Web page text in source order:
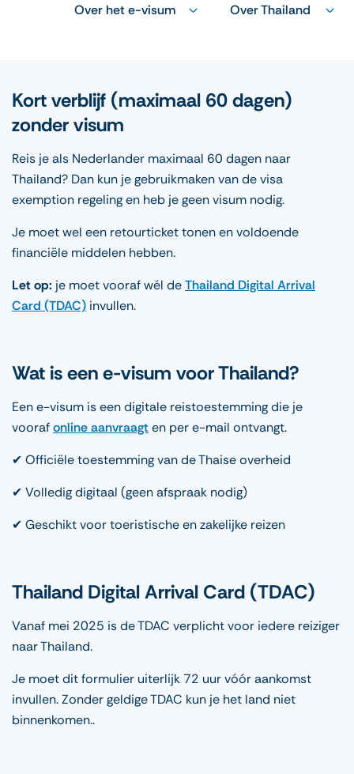
Over het e-visum Over Thailand
Kort verblijf (maximaal 60 dagen)
zonder visum
Reis je als Nederlander maximaal 60 dagen naar
Thailand? Dan kun je gebruikmaken van de visa
exemption regeling en heb je geen visum nodig.
Je moet wel een retourticket tonen en voldoende
financiële middelen hebben.
Let op: je moet vooraf wél deThailand Digital Arrival
Card (TDAC) invullen.
Wat is een e-visum voor Thailand?
Een e-visum is een digitale reistoestemming die je
voorafonline aanvraagten per e-mail ontvangt.
✔ Officiële toestemming van de Thaise overheid
✔ Volledig digitaal (geen afspraak nodig)
✔ Geschikt voor toeristische en zakelijke reizen
Thailand Digital Arrival Card (TDAC)
Vanaf mei 2025 is de TDAC verplicht voor iedere reiziger
naar Thailand.
Je moet dit formulier uiterlijk 72 uur vóór aankomst
invullen. Zonder geldige TDAC kun je het land niet
binnenkomen..